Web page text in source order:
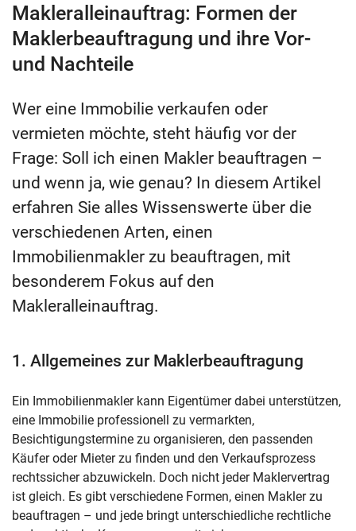
Makleralleinauftrag: Formen der
Maklerbeauftragung und ihre Vor-
und Nachteile
Wer eine Immobilie verkaufen oder
vermieten möchte, steht häufig vor der
Frage: Soll ich einen Makler beauftragen –
und wenn ja, wie genau? In diesem Artikel
erfahren Sie alles Wissenswerte über die
verschiedenen Arten, einen
Immobilienmakler zu beauftragen, mit
besonderem Fokus auf den
Makleralleinauftrag.
1. Allgemeines zur Maklerbeauftragung
Ein Immobilienmakler kann Eigentümer dabei unterstützen,
eine Immobilie professionell zu vermarkten,
Besichtigungstermine zu organisieren, den passenden
Käufer oder Mieter zu finden und den Verkaufsprozess
rechtssicher abzuwickeln. Doch nicht jeder Maklervertrag
ist gleich. Es gibt verschiedene Formen, einen Makler zu
beauftragen – und jede bringt unterschiedliche rechtliche